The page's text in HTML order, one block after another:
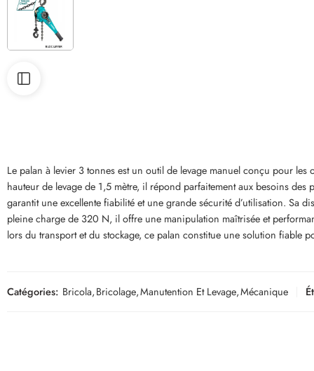
Le palan à levier 3 tonnes est un outil de levage manuel conçu pour
hauteur de levage de 1,5 mètre, il répond parfaitement aux besoins
garantit une excellente fiabilité et une grande sécurité d’utilisation. Sa
pleine charge de 320 N, il offre une manipulation maîtrisée et
lors du transport et du stockage, ce palan constitue une solution fiable
Catégories: Bricola,Bricolage,Manutention Et Levage,Mécanique